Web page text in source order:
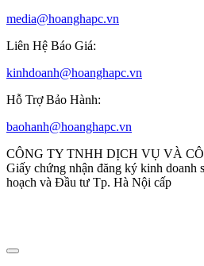
media@hoanghapc.vn
Liên Hệ Báo Giá:
kinhdoanh@hoanghapc.vn
Hỗ Trợ Bảo Hành:
baohanh@hoanghapc.vn
CÔNG TY TNHH DỊCH VỤ VÀ
Giấy chứng nhận đăng ký kinh doanh
hoạch và Đầu tư Tp. Hà Nội cấp